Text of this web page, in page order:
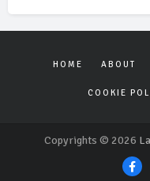
HOME ABOUT
COOKIE
Copyrights © 2026